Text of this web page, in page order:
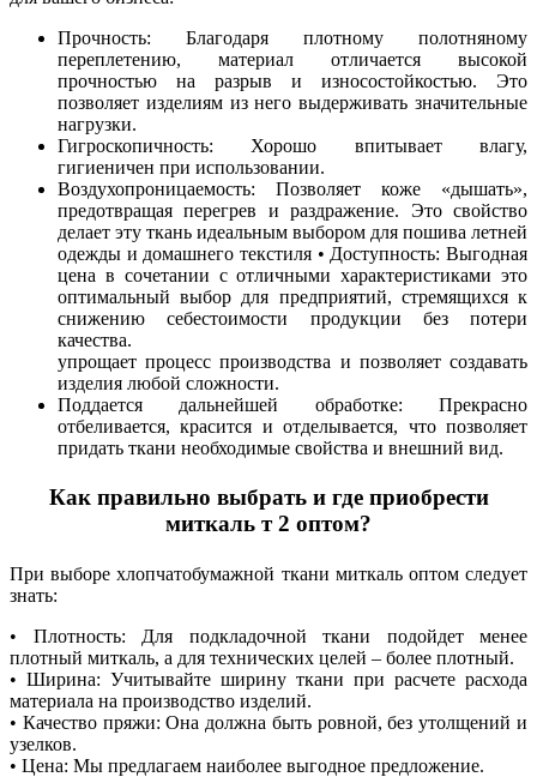
Прочность: Благодаря плотному полотняному
переплетению, материал отличается высокой
прочностью на разрыв и износостойкостью. Это
позволяет изделиям из него выдерживать значительные
нагрузки.
Гигроскопичность: Хорошо впитывает влагу,
гигиеничен при использовании.
Воздухопроницаемость: Позволяет коже «дышать»,
предотвращая перегрев и раздражение. Это свойство
делает эту ткань идеальным выбором для пошива летней
одежды и домашнего текстиля • Доступность: Выгодная
цена в сочетании с отличными характеристиками это
оптимальный выбор для предприятий, стремящихся к
снижению себестоимости продукции без потери
качества.
упрощает процесс производства и позволяет создавать
изделия любой сложности.
Поддается дальнейшей обработке: Прекрасно
отбеливается, красится и отделывается, что позволяет
придать ткани необходимые свойства и внешний вид.
Как правильно выбрать и где приобрести
миткаль т 2 оптом?
При выборе хлопчатобумажной ткани миткаль оптом следует
знать:
• Плотность: Для подкладочной ткани подойдет менее
плотный миткаль, а для технических целей – более плотный.
• Ширина: Учитывайте ширину ткани при расчете расхода
материала на производство изделий.
• Качество пряжи: Она должна быть ровной, без утолщений и
узелков.
• Цена: Мы предлагаем наиболее выгодное предложение.